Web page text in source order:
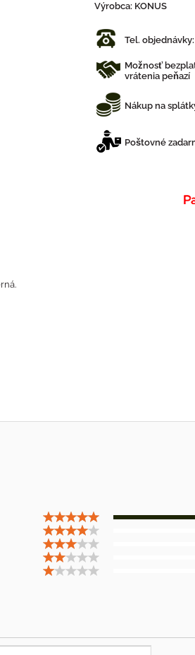
Výrobca: KONUS
Tel. objednávky:
Možnosť
vrátenia peňazí
Nákup na
Poštovné